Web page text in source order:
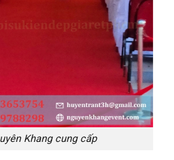
Khang cung cấp